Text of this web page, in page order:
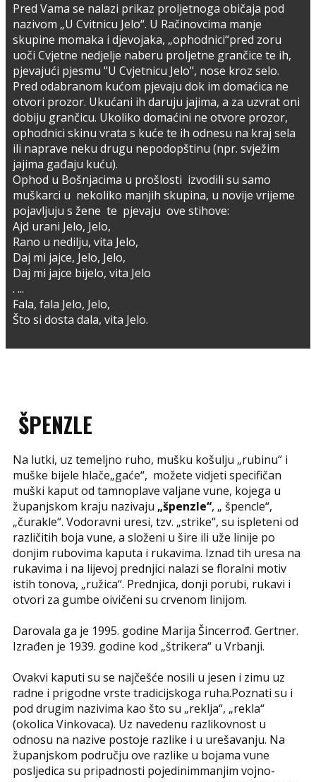
Pred Vama se nalazi prikaz proljetnoga običaja pod
nazivom „U Cvitnicu Jelo“. U Račinovcima manje
skupine momaka i djevojaka, „ophodnici“pred zoru
uoči Cvjetne nedjelje naberu proljetne grančice te ih,
pjevajući pjesmu "U Cvjetnicu Jelo", nose kroz selo.
Pred odabranom kućom pjevaju dok im domaćica ne
otvori prozor. Ukućani ih daruju jajima, a za uzvrat oni
dobiju grančicu. Ukoliko domaćini ne otvore prozor,
ophodnici skinu vrata s kuće te ih odnesu na kraj sela
ili naprave neku drugu nepodopštinu (npr. svježim
jajima gađaju kuću).
Ophod u Bošnjacima u prošlosti izvodili su samo
muškarci u nekoliko manjih skupina, u novije vrijeme
pojavljuju s žene te pjevaju ove stihove:
Ajd urani Jelo, Jelo,
Rano u nedilju, vita Jelo,
Daj mi jajce, Jelo, Jelo,
Daj mi jajce bijelo, vita Jelo
. ...
Fala, fala Jelo, Jelo,
Što si dosta dala, vita Jelo.
ŠPENZLE
Na lutki, uz temeljno ruho, mušku košulju „rubinu“ i
muške bijele hlače„gaće“, možete vidjeti specifičan
muški kaput od tamnoplave valjane vune, kojega u
županjskom kraju nazivaju „špenzle“, „ špencle“,
„čurakle“. Vodoravni uresi, tzv. „strike“, su ispleteni od
različitih boja vune, a složeni u šire ili uže linije po
donjim rubovima kaputa i rukavima. Iznad tih uresa na
rukavima i na lijevoj prednjici nalazi se floralni motiv
istih tonova, „ružica“. Prednjica, donji porubi, rukavi i
otvori za gumbe oivičeni su crvenom linijom.
Darovala ga je 1995. godine Marija Šincerrođ. Gertner.
Izrađen je 1939. godine kod „štrikera“ u Vrbanji.
Ovakvi kaputi su se najčešće nosili u jesen i zimu uz
radne i prigodne vrste tradicijskoga ruha.Poznati su i
pod drugim nazivima kao što su „reklja“, „rekla“
(okolica Vinkovaca). Uz navedenu razlikovnost u
odnosu na nazive postoje razlike i u urešavanju. Na
županjskom području ove razlike u bojama vune
posljedica su pripadnosti pojedinimmanjim vojno-